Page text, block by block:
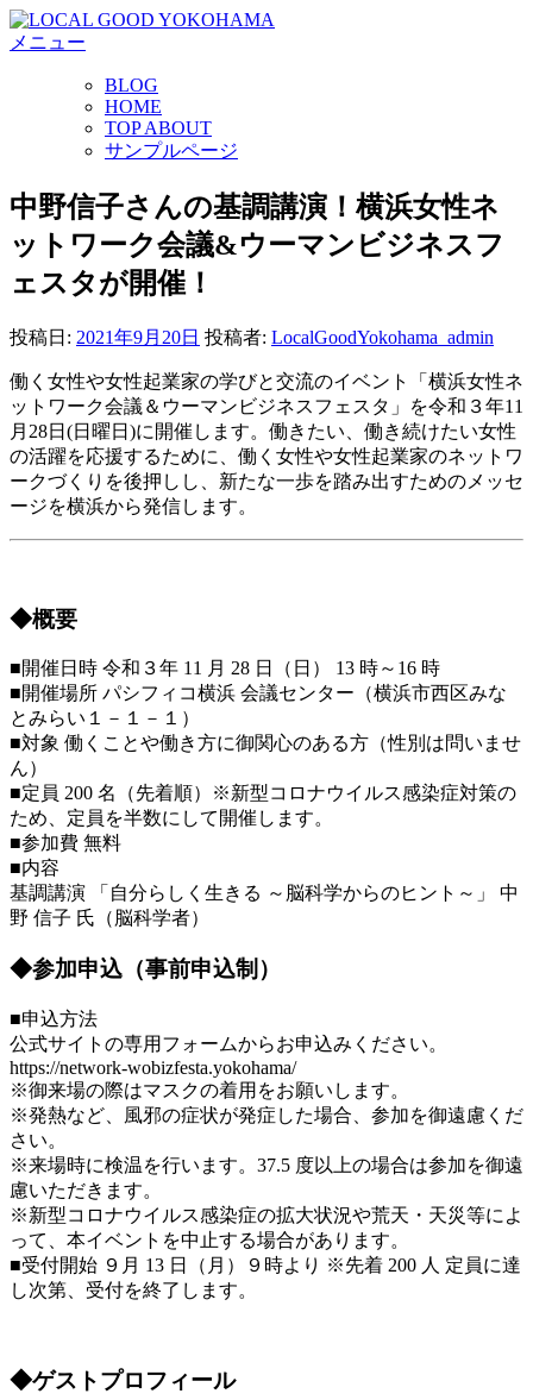
コ
ン
キ
ッ
プ
メニュー
BLOG
HOME
TOP ABOUT
サンプルページ
中野信子さんの基調講演！横浜女性ネ
ットワーク会議&ウーマンビジネスフ
ェスタが開催！
投稿日: 2021年9月20日 投稿者: LocalGoodYokohama_admin
働く女性や女性起業家の学びと交流のイベント「横浜女性ネ
ットワーク会議＆ウーマンビジネスフェスタ」を令和３年11
月28日(日曜日)に開催します。働きたい、働き続けたい女性
の活躍を応援するために、働く女性や女性起業家のネットワ
ークづくりを後押しし、新たな一歩を踏み出すためのメッセ
ージを横浜から発信します。
◆概要
■開催日時 令和３年 11 月 28 日（日） 13 時～16 時
■開催場所 パシフィコ横浜 会議センター（横浜市西区みな
とみらい１－１－１）
■対象 働くことや働き方に御関心のある方（性別は問いませ
ん）
■定員 200 名（先着順）※新型コロナウイルス感染症対策の
ため、定員を半数にして開催します。
■参加費 無料
■内容
基調講演 「自分らしく生きる ～脳科学からのヒント～」 中
野 信子 氏（脳科学者）
◆参加申込（事前申込制）
■申込方法
公式サイトの専用フォームからお申込みください。
https://network-wobizfesta.yokohama/
※御来場の際はマスクの着用をお願いします。
※発熱など、風邪の症状が発症した場合、参加を御遠慮くだ
さい。
※来場時に検温を行います。37.5 度以上の場合は参加を御遠
慮いただきます。
※新型コロナウイルス感染症の拡大状況や荒天・天災等によ
って、本イベントを中止する場合があります。
■受付開始 ９月 13 日（月）９時より ※先着 200 人 定員に達
し次第、受付を終了します。
◆ゲストプロフィール